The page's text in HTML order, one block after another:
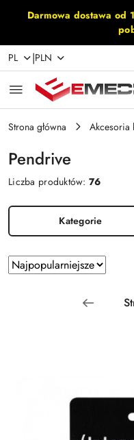
Przejdź do treści
Przejdź do
Przejdź do moje
Przejdź do menu
Przejdź do stopki
Darmowa dostawa od
PL |PLN
Strona główna Akcesoria
Pendrive
Liczba produktów:76
Kategorie
Zastosowano
sortowanie:
Najpopularniejsze.
Sortuj
według